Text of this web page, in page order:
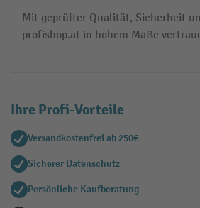
Mit geprüfter Qualität, Sicherheit
profishop.at in hohem Maße
Ihre Profi-Vorteile
Versandkostenfrei ab 250€
Sicherer Datenschutz
Persönliche Kaufberatung